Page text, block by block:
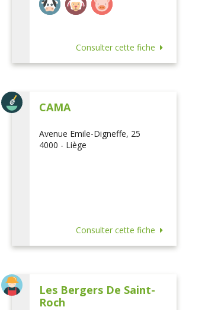
Consulter cette fiche
CAMA
Avenue Emile-Digneffe, 25
4000 - Liège
Consulter cette fiche
Les Bergers De Saint-
Roch